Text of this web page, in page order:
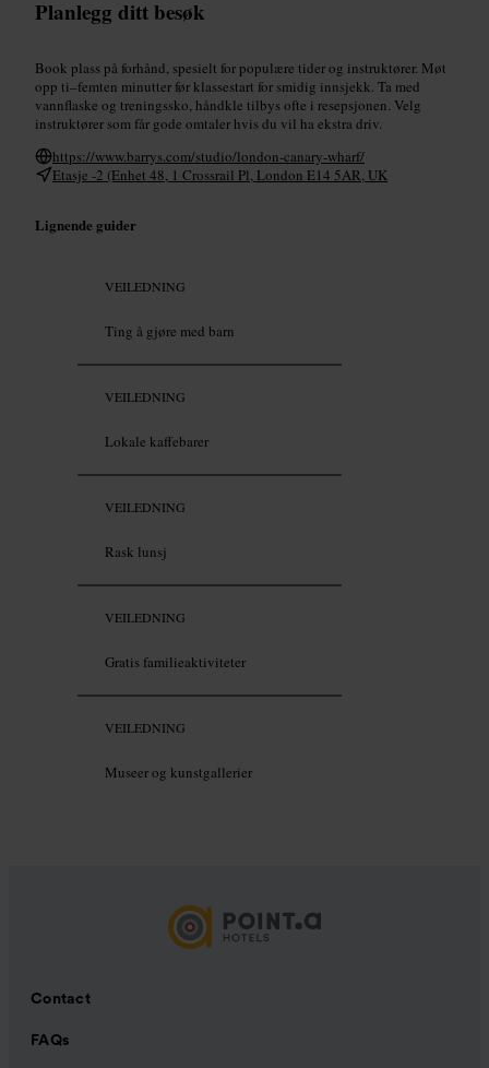
Planlegg ditt besøk
Book plass på forhånd, spesielt for populære tider og instruktører. Møt
opp ti–femten minutter før klassestart for smidig innsjekk. Ta med
vannflaske og treningssko, håndkle tilbys ofte i resepsjonen. Velg
instruktører som får gode omtaler hvis du vil ha ekstra driv.
https://www.barrys.com/studio/london-canary-wharf/
Etasje -2 (Enhet 48, 1 Crossrail Pl, London E14 5AR, UK
Lignende guider
VEILEDNING
Ting å gjøre med barn
VEILEDNING
Lokale kaffebarer
VEILEDNING
Rask lunsj
VEILEDNING
Gratis familieaktiviteter
VEILEDNING
Museer og kunstgallerier
Contact
FAQs